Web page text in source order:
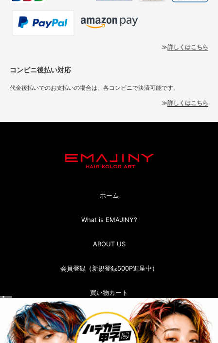
詳しくはこちら
コンビニ後払い対応
代金後払いでのお支払いの場合は、各コンビニで決済可能です。
詳しくはこちら
ホーム
What is EMAJINY?
ABOUT US
会員登録（新規登録500P進呈中）
買い物カート
マイページ（ログイン）
お問い合わせ